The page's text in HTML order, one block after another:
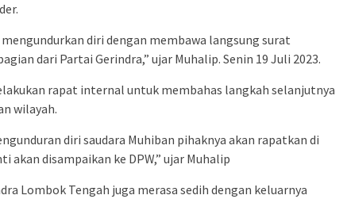
diri dengan membawa langsung surat
dari Partai Gerindra,” ujar Muhalip. Senin 19 Juli 2023.
rapat internal untuk membahas langkah selanjutnya
wilayah.
diri saudara Muhiban pihaknya akan rapatkan di
akan disampaikan ke DPW,” ujar Muhalip
Lombok Tengah juga merasa sedih dengan keluarnya